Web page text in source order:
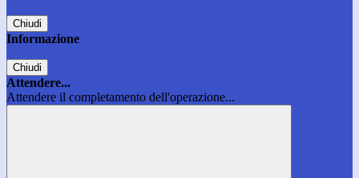
Chiudi
Informazione
Chiudi
Attendere...
Attendere il completamento dell'operazione...